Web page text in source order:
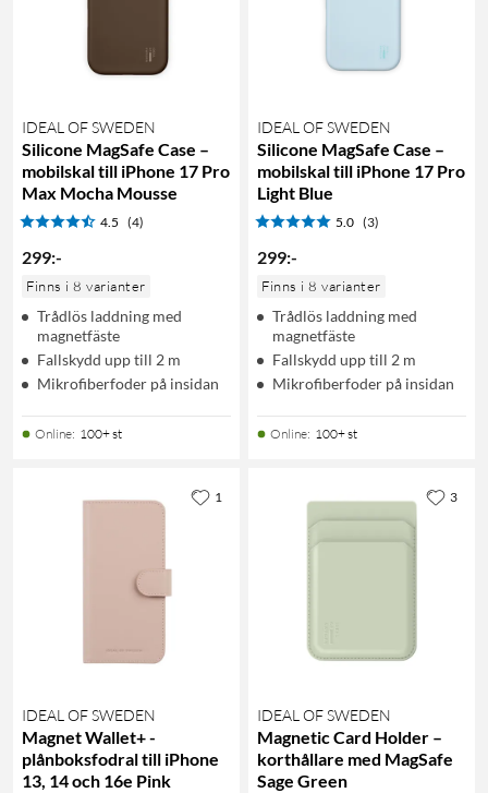
IDEAL OF SWEDEN
Silicone MagSafe Case –
mobilskal till iPhone 17 Pro
Max Mocha Mousse
4.5 (4)
299:-
Finns i 8 varianter
Trådlös laddning med
magnetfäste
Fallskydd upp till 2 m
Mikrofiberfoder på insidan
Online: 100+ st
IDEAL OF SWEDEN
Silicone MagSafe Case –
mobilskal till iPhone 17 Pro
Light Blue
5.0 (3)
299:-
Finns i 8 varianter
Trådlös laddning med
magnetfäste
Fallskydd upp till 2 m
Mikrofiberfoder på insidan
Online: 100+ st
IDEAL OF SWEDEN
Magnet Wallet+ -
plånboksfodral till iPhone
13, 14 och 16e Pink
1
IDEAL OF SWEDEN
Magnetic Card Holder –
korthållare med MagSafe
Sage Green
3